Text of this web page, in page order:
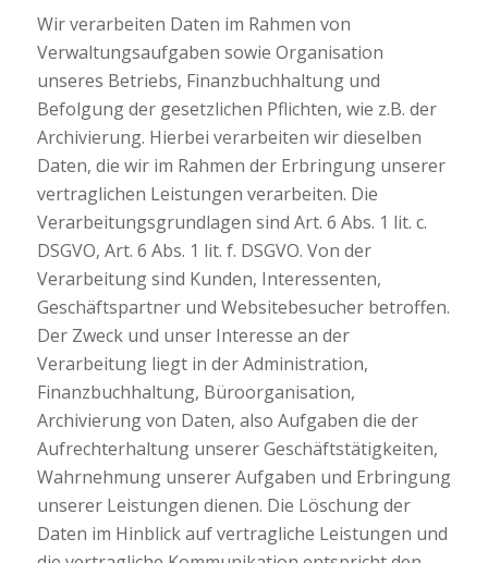
Wir verarbeiten Daten im Rahmen von
Verwaltungsaufgaben sowie Organisation
unseres Betriebs, Finanzbuchhaltung und
Befolgung der gesetzlichen Pflichten, wie z.B. der
Archivierung. Hierbei verarbeiten wir dieselben
Daten, die wir im Rahmen der Erbringung unserer
vertraglichen Leistungen verarbeiten. Die
Verarbeitungsgrundlagen sind Art. 6 Abs. 1 lit. c.
DSGVO, Art. 6 Abs. 1 lit. f. DSGVO. Von der
Verarbeitung sind Kunden, Interessenten,
Geschäftspartner und Websitebesucher betroffen.
Der Zweck und unser Interesse an der
Verarbeitung liegt in der Administration,
Finanzbuchhaltung, Büroorganisation,
Archivierung von Daten, also Aufgaben die der
Aufrechterhaltung unserer Geschäftstätigkeiten,
Wahrnehmung unserer Aufgaben und Erbringung
unserer Leistungen dienen. Die Löschung der
Daten im Hinblick auf vertragliche Leistungen und